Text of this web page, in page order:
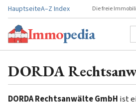
HauptseiteA–Z Index Die freie
Immopedia
DORDA
DORDA Rechtsanwälte GmbH ist